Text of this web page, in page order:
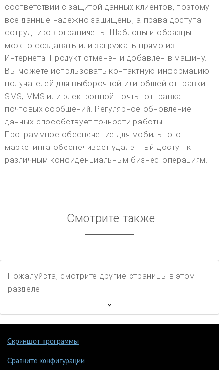
соответствии с защитой данных клиентов, поэтому
все данные надежно защищены, а права доступа
сотрудников ограничены. Шаблоны и образцы
можно создавать или загружать прямо из
Интернета. Продукт отменен и добавлен в машину.
Вы можете использовать контактную информацию
получателей для выборочной или общей отправки
SMS, MMS или электронной почты. отправка
почтовых сообщений. Регулярное обновление
данных способствует точности работы.
Программное обеспечение для мобильного
маркетинга обеспечивает удаленный доступ к
различным конфиденциальным бизнес-операциям.
Смотрите также
Пожалуйста, смотрите другие страницы в этом
разделе
Скриншот программы
Сравните конфигурации